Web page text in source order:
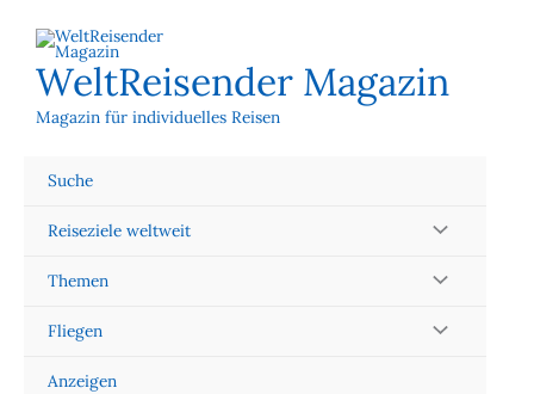
Inhalt
springenWeltReisender Magazin
Magazin für individuelles Reisen
Suche
Reiseziele weltweit
Themen
Fliegen
Anzeigen